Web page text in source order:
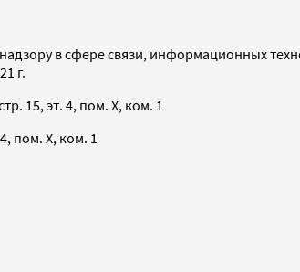
в сфере связи, информационных
г.
15, эт. 4, пом. X, ком. 1
пом. X, ком. 1